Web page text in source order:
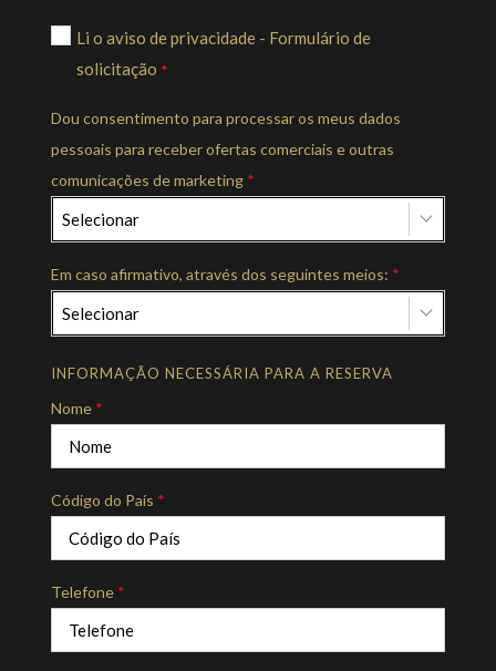
Li o aviso de privacidade - Formulário de
solicitação *
Dou consentimento para processar os meus dados
pessoais para receber ofertas comerciais e outras
comunicações de marketing *
Selecionar
Em caso afirmativo, através dos seguintes meios: *
Selecionar
INFORMAÇÃO NECESSÁRIA PARA A RESERVA
Nome *
Código do País *
Telefone *